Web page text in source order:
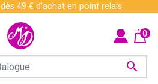
dès 49 € d'achat en point relais

0